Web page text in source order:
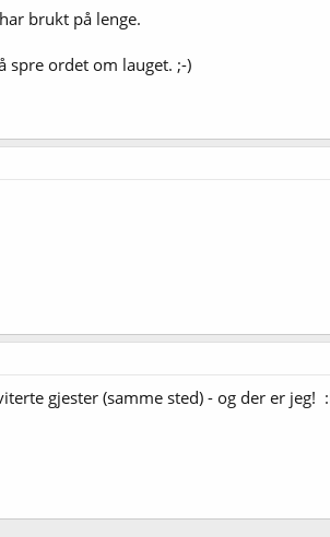
brukt på lenge.
spre ordet om lauget. ;-)
gjester (samme sted) - og der er jeg!